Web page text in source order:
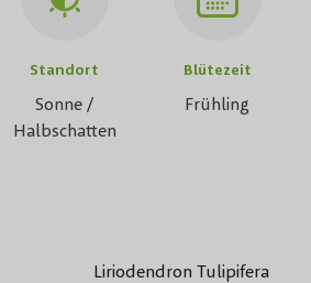
Standort
Sonne /
Halbschatten
Blütezeit
Frühling
Liriodendron Tulipifera